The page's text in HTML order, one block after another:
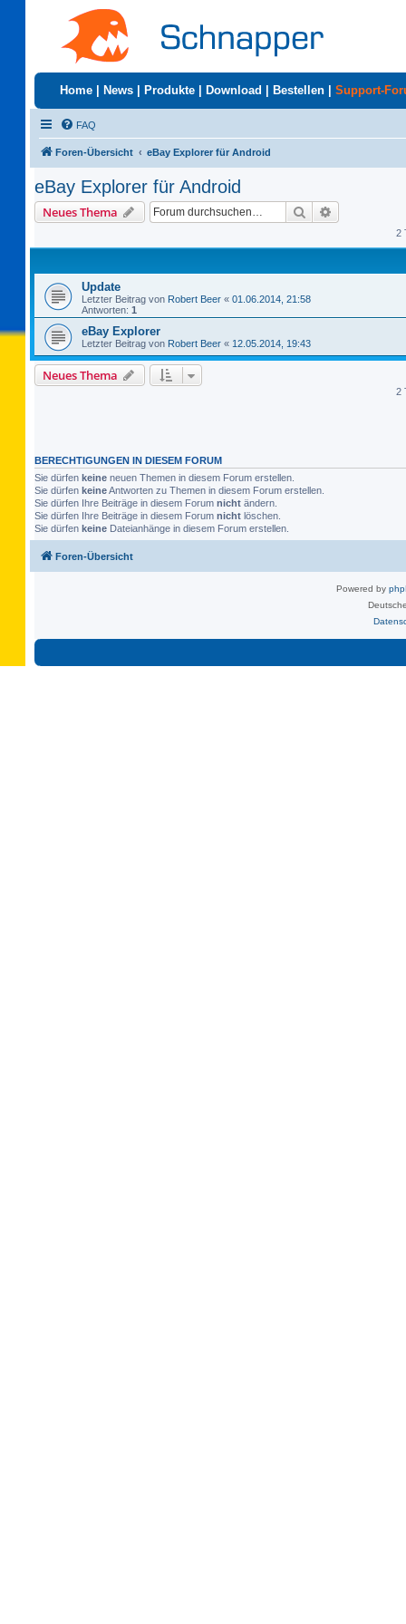
Home News Produkte Download Bestellen Support-
FAQ
Foren-Übersicht eBay Explorer für Android
eBay Explorer für Android
Neues Thema Suche
2
Update
Letzter Beitrag von Robert Beer « 01.06.2014, 21:58
Antworten: 1
eBay Explorer
Letzter Beitrag von Robert Beer « 12.05.2014, 19:43
Neues Thema
2
BERECHTIGUNGEN IN DIESEM FORUM
Sie dürfen keine neuen Themen in diesem Forum erstellen.
Sie dürfen keineAntworten zu Themen in diesem Forum erstellen.
Sie dürfen Ihre Beiträge in diesem Forum nicht ändern.
Sie dürfen Ihre Beiträge in diesem Forum nicht löschen.
Sie dürfen keine Dateianhänge in diesem Forum erstellen.
Foren-Übersicht
Powered by